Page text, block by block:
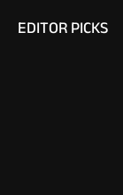
EDITOR PICKS